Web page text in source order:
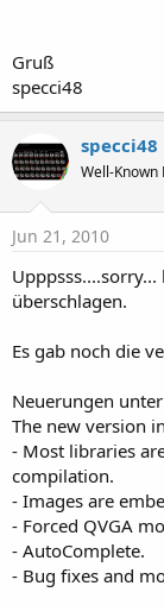
Gruß
specci48
specci48
Well-
Jun 21, 2010
überschlagen.
Es gab noch die
Neuerungen
The new version
- Most libraries
compilation.
- Images are
- Forced QVGA
- AutoComplete.
- Bug fixes and